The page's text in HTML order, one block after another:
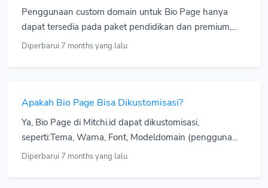
Penggunaan custom domain untuk Bio Page hanya
dapat tersedia pada paket pendidikan dan premium,...
Diperbarui 7 months yang lalu
Apakah Bio Page Bisa Dikustomisasi?
Ya, Bio Page di Mitchi.id dapat dikustomisasi,
seperti:Tema, Warna, Font, Modeldomain (pengguna...
Diperbarui 7 months yang lalu